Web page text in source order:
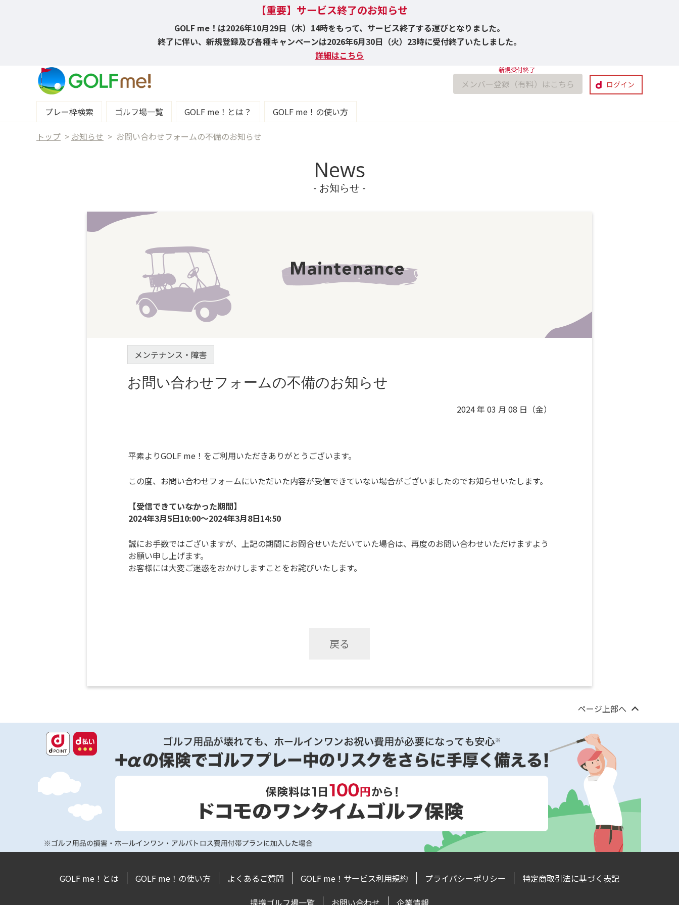
【重要】サービス終了のお知らせ
GOLF me！は2026年10月29日（木）14時をもって、サービス終了する運びとなりました。
終了に伴い、新規登録及び各種キャンペーンは2026年6月30日（火）23時に受付終了いたしました。
詳細はこちら
メンバー登録（有料）はこちら ログイン
プレー枠検索 ゴルフ場一覧 GOLF me！とは？ GOLF me！の使い方
トップ > お知らせ > お問い合わせフォームの不備のお知らせ
News
- お知らせ -
メンテナンス・障害
お問い合わせフォームの不備のお知らせ
2024 年 03 月 08 日（金）
平素よりGOLF me！をご利用いただきありがとうございます。
この度、お問い合わせフォームにいただいた内容が受信できていない場合がございましたのでお知らせいたします。
【受信できていなかった期間】
2024年3月5日10:00～2024年3月8日14:50
誠にお手数ではございますが、上記の期間にお問合せいただいていた場合は、再度のお問い合わせいただけますよう
お願い申し上げます。
お客様には大変ご迷惑をおかけしますことをお詫びいたします。
戻る
ページ上部へ
GOLF me！とは GOLF me！の使い方 よくあるご質問 GOLF me！サービス利用規約 プライバシーポリシー
特定商取引法に基づく表記
提携ゴルフ場一覧
お問い合わせ 企業情報